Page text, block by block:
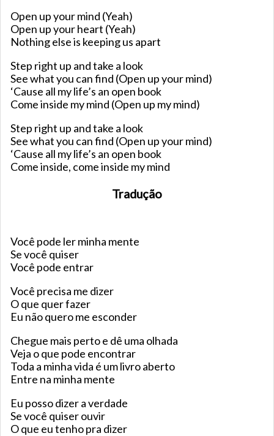
Open up your mind (Yeah)
Open up your heart (Yeah)
Nothing else is keeping us apart
Step right up and take a look
See what you can find (Open up your mind)
‘Cause all my life’s an open book
Come inside my mind (Open up my mind)
Step right up and take a look
See what you can find (Open up your mind)
‘Cause all my life’s an open book
Come inside, come inside my mind
Tradução
Você pode ler minha mente
Se você quiser
Você pode entrar
Você precisa me dizer
O que quer fazer
Eu não quero me esconder
Chegue mais perto e dê uma olhada
Veja o que pode encontrar
Toda a minha vida é um livro aberto
Entre na minha mente
Eu posso dizer a verdade
Se você quiser ouvir
O que eu tenho pra dizer